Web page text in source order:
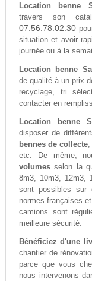
Location benne
travers son
07.56.78.02.30
situation et avoir
journée ou à la
Location benne
de qualité à un prix
recyclage, tri
contacter en
Location benne
disposer de
bennes de collecte,
etc. De même,
volumesselon la
8m3, 10m3, 12m3,
sont possibles sur
normes françaises
camions sont
meilleure sécurité.
Bénéficiez d'une
chantier de
parce que vous
nous intervenons